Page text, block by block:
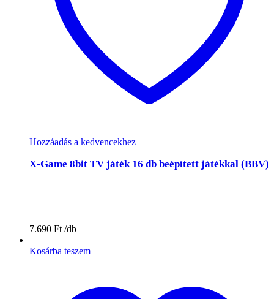
Hozzáadás a kedvencekhez
X-Game 8bit TV játék 16 db beépített játékkal (BBV)
7.690 Ft
Kosárba teszem